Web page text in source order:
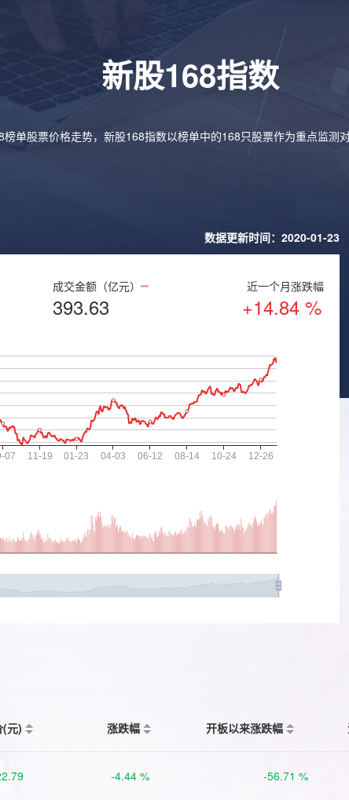
新股168指数
单股票价格走势，新股168指数以榜单中的168只股票作为重点监测
数据更新时间：2020-01-23
成交金额（亿元）
393.63
近一个月涨跌幅
+14.84 %
(元) 涨跌幅 开板以来涨跌幅
-4.44 % -56.71 %